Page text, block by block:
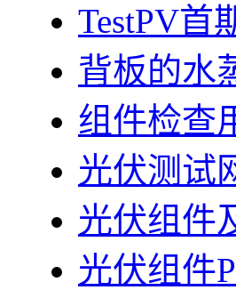
TestPV首
背板的水
组件检查
光伏测试
光伏组件
光伏组件